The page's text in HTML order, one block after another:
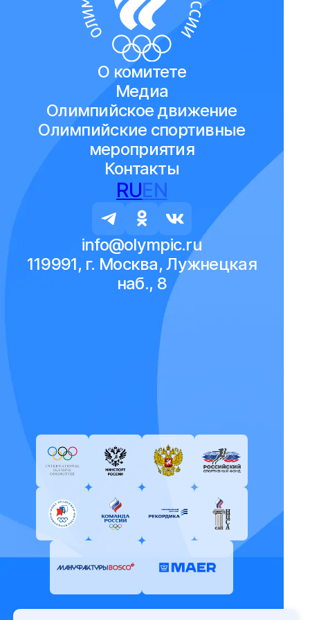
О комитете
Медиа
Олимпийское движение
Олимпийские спортивные
мероприятия
Контакты
RUEN
info@olympic.ru
119991, г. Москва, Лужнецкая
наб., 8